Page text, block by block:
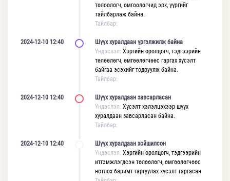
төлөөлөгч, өмгөөлөгчид эрх, үүргийг
тайлбарлаж байна.
Тайлбар:
2024-12-10 12:40
Шүүх хуралдаан үргэлжилж байна
Үндэслэл: Хэргийн оролцогч, тэдгээрийн
төлөөлөгч, өмгөөлөгчөөс гаргах хүсэлт
байгаа эсэхийг тодруулж байна.
Тайлбар:
2024-12-10 12:40
Шүүх хуралдаан завсарласан
Үндэслэл: Хүсэлт хэлэлцэхээр шүүх
хуралдаан завсарласан байна.
Тайлбар:
2024-12-10 12:40
Шүүх хуралдаан хойшилсон
Үндэслэл: Хэргийн оролцогч, тэдгээрийн
итгэмжлэгдсэн төлөөлөгч, өмгөөлөгчөөс
нотлох баримт гаргуулах хүсэлт гаргасан